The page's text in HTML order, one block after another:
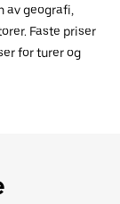
av geografi,
Faste priser
for turer og